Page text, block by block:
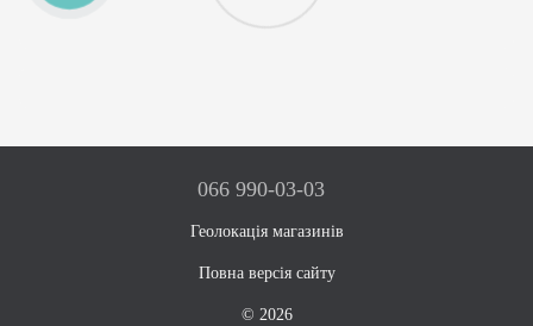
066 990-03-03
Геолокація магазинів
Повна версія сайту
© 2026